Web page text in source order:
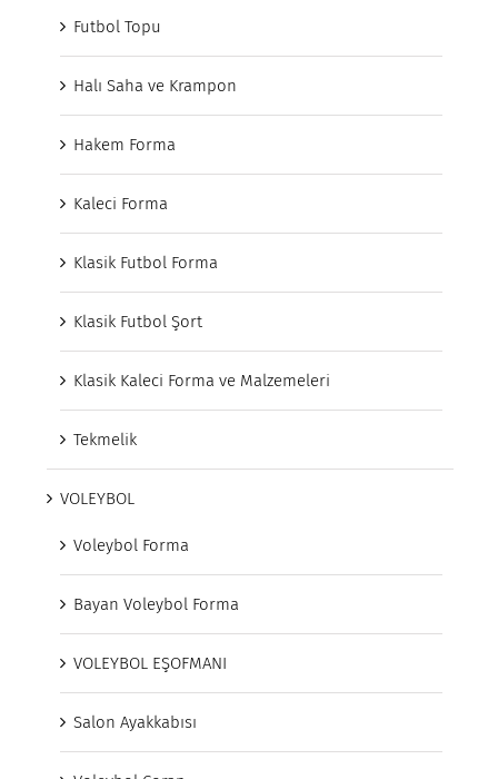
Futbol Topu
Halı Saha ve Krampon
Hakem Forma
Kaleci Forma
Klasik Futbol Forma
Klasik Futbol Şort
Klasik Kaleci Forma ve Malzemeleri
Tekmelik
VOLEYBOL
Voleybol Forma
Bayan Voleybol Forma
VOLEYBOL EŞOFMANI
Salon Ayakkabısı